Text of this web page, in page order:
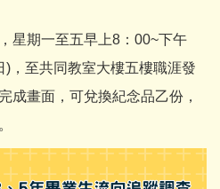
星期一至五早上8：00~下午
)，至共同教室大樓五樓職涯發
成畫面，可兌換紀念品乙份，